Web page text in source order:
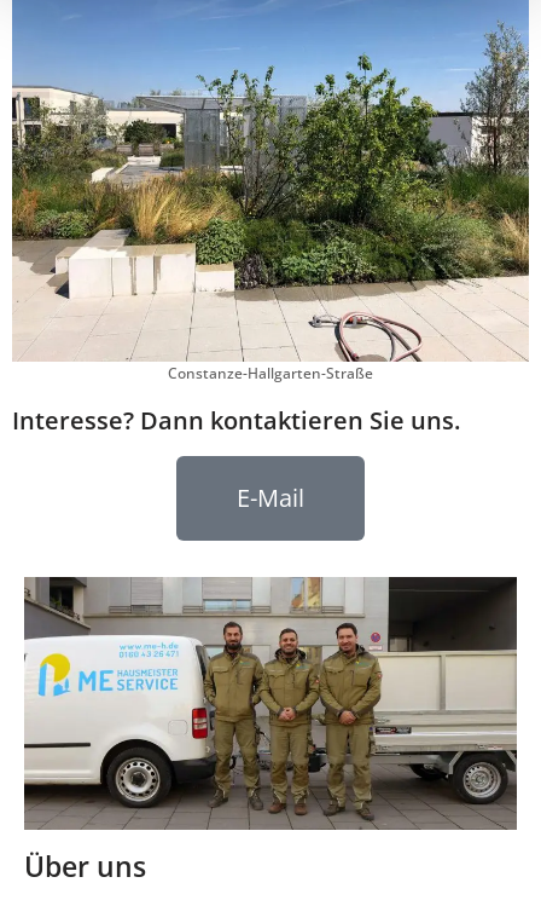
Constanze-Hallgarten-Straße
Interesse? Dann kontaktieren Sie uns.​
E-Mail
Über uns